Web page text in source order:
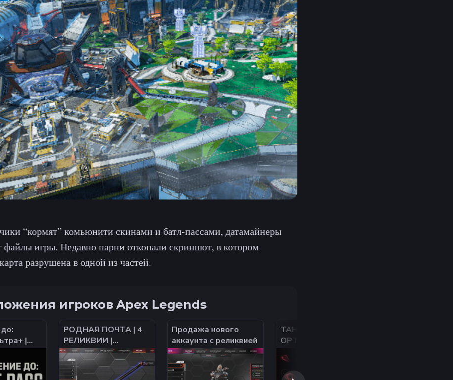
“кормят” комьюнити скинами и батл-пассами, датамайнеры
файлы игры. Недавно парни откопали скриншот, в котором
разрушена в одной из частей.
игроков Apex Legends
|
|
РОДНАЯ ПОЧТА | 4
РЕЛИКВИИ |
ПРЕДАТОР 25
СЕЗОНА | 568 ЛЕГ |
Продажа нового
аккаунта с реликвией
TAHOE
OPTIMIZATION —
ПРИРОСТА FPS |
ОПТИМИЗАЦИЯ ПК